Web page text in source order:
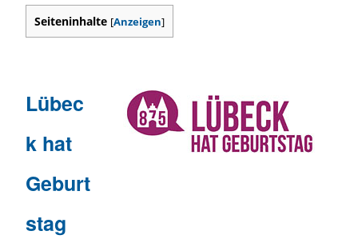
Seiteninhalte [Anzeigen]
Lübec
k hat
Geburt
stag